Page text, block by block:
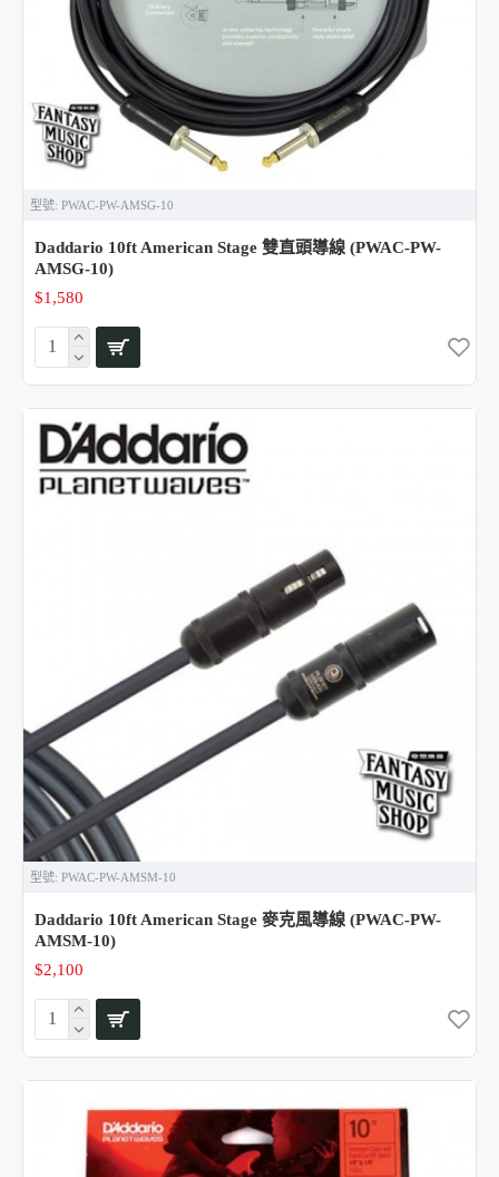
型號: PWAC-PW-AMSG-10
Daddario 10ft American Stage 雙直頭導線 (PWAC-PW-
AMSG-10)
$1,580
型號: PWAC-PW-AMSM-10
Daddario 10ft American Stage 麥克風導線 (PWAC-PW-
AMSM-10)
$2,100